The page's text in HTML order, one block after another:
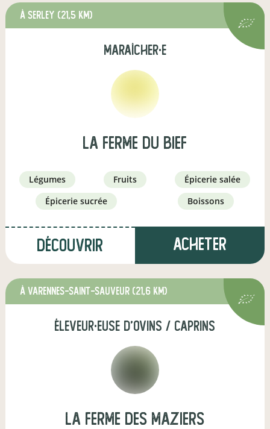
à Serley (21,5 km)
maraîcher·e
La Ferme du Bief
légumes fruits
épicerie salée
épicerie sucrée
boissons
Découvrir Acheter
à Varennes-Saint-Sauveur (21,6 km)
éleveur·euse d'ovins / caprins
La Ferme des Maziers